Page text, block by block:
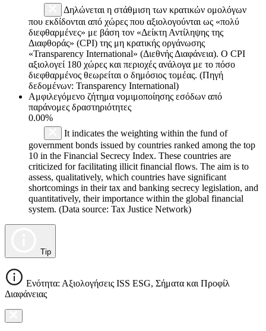
Δηλώνεται η στάθμιση των κρατικών ομολόγων
που εκδίδονται από χώρες που αξιολογούνται ως «πολύ
διεφθαρμένες» με βάση τον «Δείκτη Αντίληψης της
Διαφθοράς» (CPI) της μη κρατικής οργάνωσης
«Transparency International» (Διεθνής Διαφάνεια). Ο CPI
αξιολογεί 180 χώρες και περιοχές ανάλογα με το πόσο
διεφθαρμένος θεωρείται ο δημόσιος τομέας. (Πηγή
δεδομένων: Transparency International)
Αμφιλεγόμενο ζήτημα νομιμοποίησης εσόδων από
παράνομες δραστηριότητες
0.00%
It indicates the weighting within the fund of
government bonds issued by countries ranked among the top
10 in the Financial Secrecy Index. These countries are
criticized for facilitating illicit financial flows. The aim is to
assess, qualitatively, which countries have significant
shortcomings in their tax and banking secrecy legislation, and
quantitatively, their importance within the global financial
system. (Data source: Tax Justice Network)
Tip
Ενότητα: Αξιολογήσεις ISS ESG, Σήματα και Προφίλ
Διαφάνειας